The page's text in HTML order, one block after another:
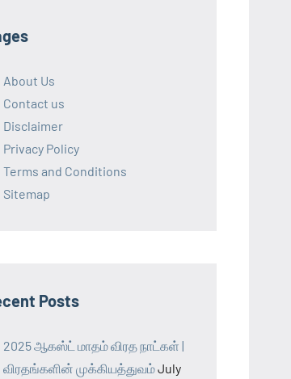
About Us
Contact us
Disclaimer
Privacy Policy
Terms and Conditions
Sitemap
Posts
2025 ஆகஸ்ட் மாதம் விரத நாட்கள் |
விரதங்களின் முக்கியத்துவம்July